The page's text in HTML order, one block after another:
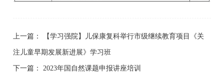
上一篇： 【学习强院】儿保康复科举行市级继续教育项目《关
注儿童早期发展新进展》学习班
下一篇： 2023年国自然课题申报讲座培训